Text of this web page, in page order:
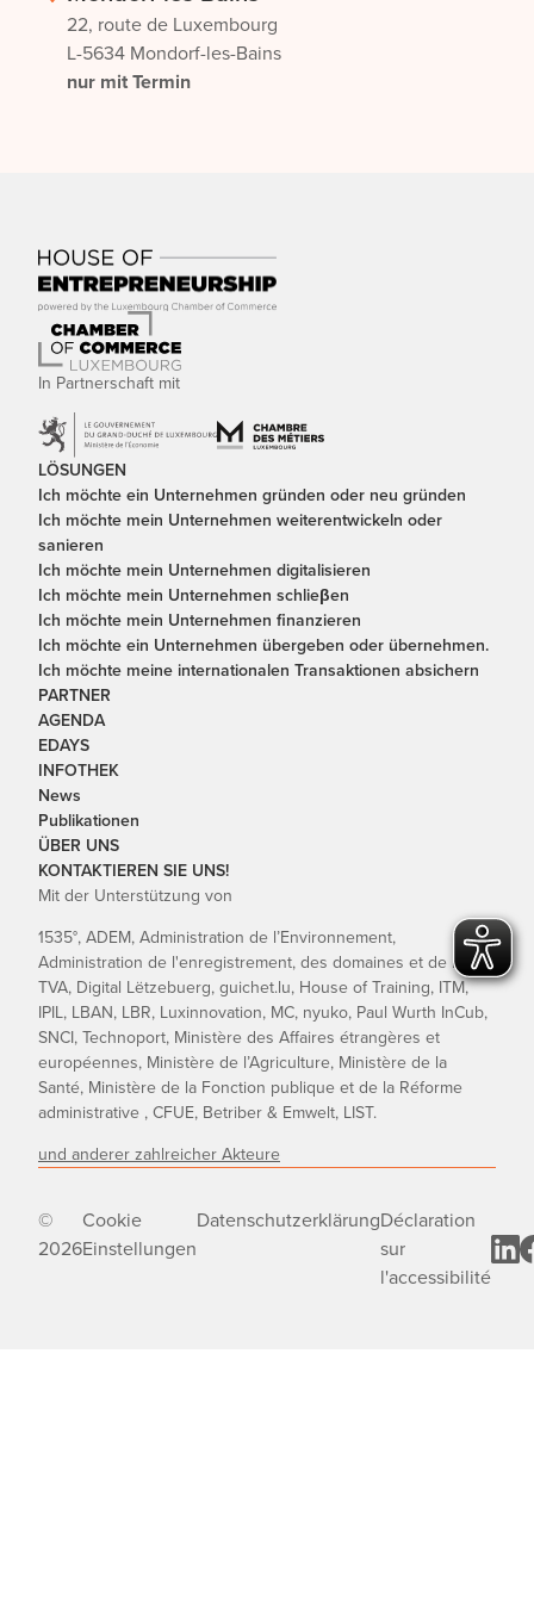
22, route de Luxembourg
L-5634 Mondorf-les-Bains
nur mit Termin
In Partnerschaft mit
LÖSUNGEN
Ich möchte ein Unternehmen gründen oder neu gründen
Ich möchte mein Unternehmen weiterentwickeln oder
sanieren
Ich möchte mein Unternehmen digitalisieren
Ich möchte mein Unternehmen schlieβen
Ich möchte mein Unternehmen finanzieren
Ich möchte ein Unternehmen übergeben oder übernehmen.
Ich möchte meine internationalen Transaktionen absichern
PARTNER
AGENDA
EDAYS
INFOTHEK
News
Publikationen
ÜBER UNS
KONTAKTIEREN SIE UNS!
Mit der Unterstützung von
1535°, ADEM, Administration de l’Environnement,
Administration de l'enregistrement, des domaines et de la
TVA, Digital Lëtzebuerg, guichet.lu, House of Training, ITM,
IPIL, LBAN, LBR, Luxinnovation, MC, nyuko, Paul Wurth InCub,
SNCI, Technoport, Ministère des Affaires étrangères et
européennes, Ministère de l’Agriculture, Ministère de la
Santé, Ministère de la Fonction publique et de la Réforme
administrative , CFUE, Betriber & Emwelt, LIST.
und anderer zahlreicher Akteure
©
2026
Cookie
Einstellungen
DatenschutzerklärungDéclaration
sur
l'accessibilité